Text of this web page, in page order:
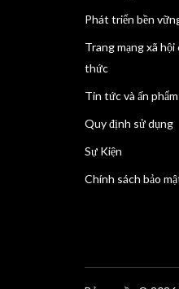
Phát triển bền
Trang mạng xã hội
thức
Tin tức và ấn phẩm
Quy định sử dụng
Sự Kiện
Chính sách bảo